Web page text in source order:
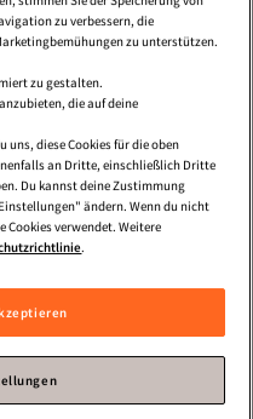
4.7 (79)
Versand Kostenlos
Gratis Versand
zu verbessern, die
zu unterstützen.
zu gestalten.
die auf deine
uns, diese Cookies für die oben
an Dritte, einschließlich Dritte
Du kannst deine Zustimmung
ändern. Wenn du nicht
verwendet. Weitere
.